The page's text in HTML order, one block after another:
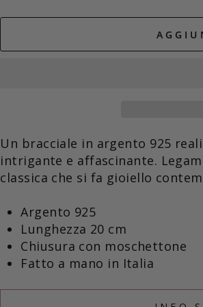
Un bracciale in argento 925
intrigante e affascinante.
classica che si fa gioiello
Argento 925
Lunghezza 20 cm
Chiusura con moschettone
Fatto a mano in Italia